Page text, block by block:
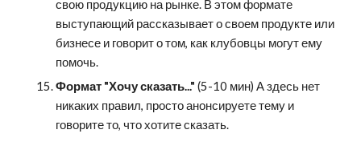
свою продукцию на рынке. В этом формате
выступающий рассказывает о своем продукте или
бизнесе и говорит о том, как клубовцы могут ему
помочь.
Формат "Хочу сказать..." (5-10 мин) А здесь нет
никаких правил, просто анонсируете тему и
говорите то, что хотите сказать.